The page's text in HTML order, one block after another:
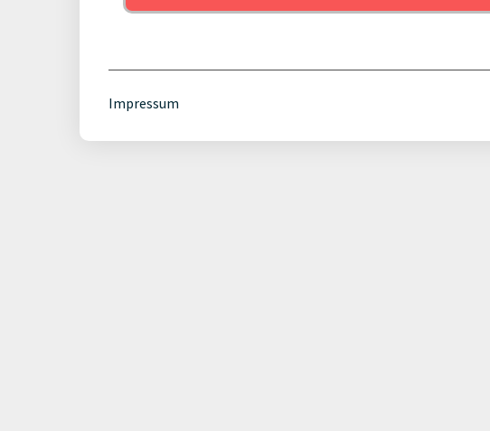
Impressum